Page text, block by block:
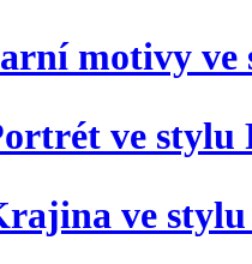
motivy ve
ve stylu
ve stylu